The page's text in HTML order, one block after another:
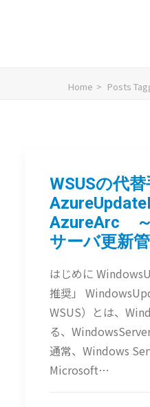
Home Posts
WSUSの代
AzureArc
サーバ更新
はじめに
推奨」
WSUS）とは、
る、
通常、Windows
Microsoft…